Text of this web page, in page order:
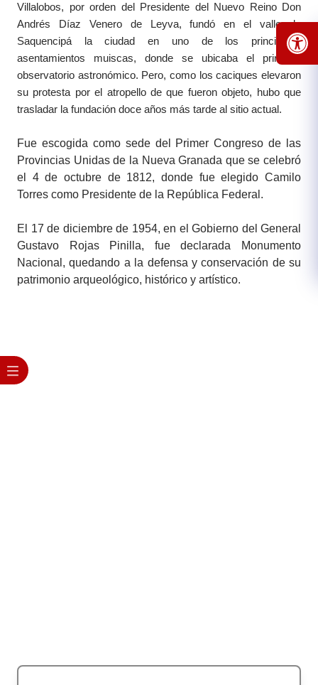
Villalobos, por orden del Presidente del Nuevo Reino Don
Andrés Díaz Venero de Leyva, fundó en el valle de
Saquencipá la ciudad en uno de los principales
asentamientos muiscas, donde se ubicaba el principal
observatorio astronómico. Pero, como los c​​​aciques elevaron
su protesta por el atropello de que fueron objeto, hubo que
trasladar la fundación doce años más tarde al sitio actual.
Fue escogida como sede del Primer Congreso de las
Provincias Unidas de la Nueva Granada que se celebró
el 4 de octubre de 1812, donde fue elegido Camilo
Torres como Presidente de la República Federal.
El 17 de diciembre de 1954, en el Gobierno del General
Gustavo Rojas Pinilla, fue declarada Monumento
Nacional, quedando a la defensa y conservación de su
patrimonio arqueológico, histórico y artístico.​